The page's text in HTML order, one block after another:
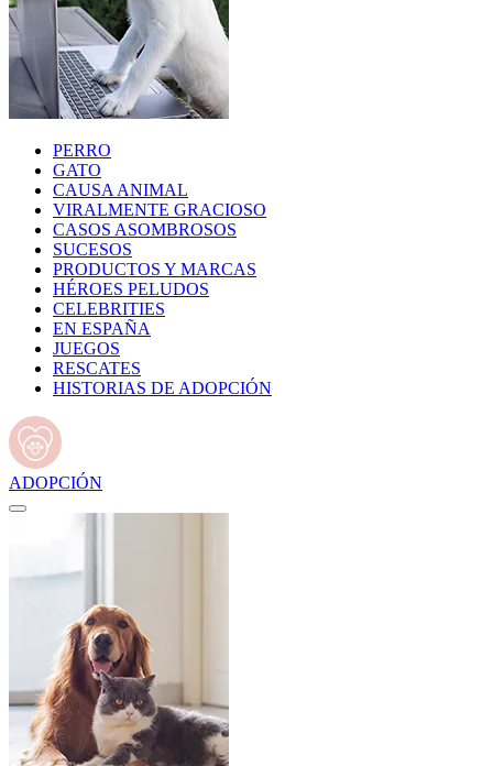
PERRO
GATO
CAUSA ANIMAL
VIRALMENTE GRACIOSO
CASOS ASOMBROSOS
SUCESOS
PRODUCTOS Y MARCAS
HÉROES PELUDOS
CELEBRITIES
EN ESPAÑA
JUEGOS
RESCATES
HISTORIAS DE ADOPCIÓN
ADOPCIÓN